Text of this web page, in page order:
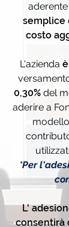
semplice
costo
L'azienda
0,30% del
aderire a
*Per
L'
consentirà